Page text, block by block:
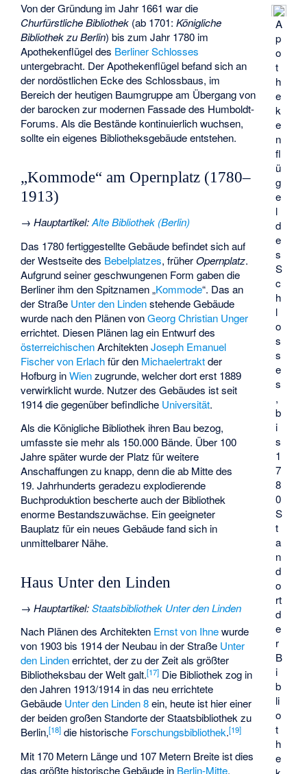
A
p
o
t
h
e
k
e
n
fl
ü
g
e
l
d
e
s
S
c
h
l
o
s
s
e
s
,
b
i
s
1
7
8
0
S
t
a
n
d
o
rt
d
e
r
B
i
b
li
o
t
h
e
Von der Gründung im Jahr 1661 war die
Churfürstliche Bibliothek (ab 1701:Königliche
Bibliothek zu Berlin) bis zum Jahr 1780 im
Apothekenflügel des Berliner Schlosses
untergebracht. Der Apothekenflügel befand sich an
der nordöstlichen Ecke des Schlossbaus, im
Bereich der heutigen Baumgruppe am Übergang von
der barocken zur modernen Fassade des Humboldt-
Forums. Als die Bestände kontinuierlich wuchsen,
sollte ein eigenes Bibliotheksgebäude entstehen.
„Kommode“ am Opernplatz (1780–
1913)
→Hauptartikel:Alte Bibliothek (Berlin)
Das 1780 fertiggestellte Gebäude befindet sich auf
der Westseite des Bebelplatzes, früherOpernplatz.
Aufgrund seiner geschwungenen Form gaben die
Berliner ihm den Spitznamen „Kommode“. Das an
der Straße Unter den Lindenstehende Gebäude
wurde nach den Plänen vonGeorg Christian Unger
errichtet. Diesen Plänen lag ein Entwurf des
österreichischenArchitektenJoseph Emanuel
Fischer von Erlachfür den Michaelertraktder
Hofburg inWienzugrunde, welcher dort erst 1889
verwirklicht wurde. Nutzer des Gebäudes ist seit
1914 die gegenüber befindliche Universität.
Als die Königliche Bibliothek ihren Bau bezog,
umfasste sie mehr als 150.000 Bände. Über 100
Jahre später wurde der Platz für weitere
Anschaffungen zu knapp, denn die ab Mitte des
19. Jahrhunderts geradezu explodierende
Buchproduktion bescherte auch der Bibliothek
enorme Bestandszuwächse. Ein geeigneter
Bauplatz für ein neues Gebäude fand sich in
unmittelbarer Nähe.
Haus Unter den Linden
→Hauptartikel:Staatsbibliothek Unter den Linden
Nach Plänen des Architekten Ernst von Ihnewurde
von 1903 bis 1914 der Neubau in der Straße Unter
den Lindenerrichtet, der zu der Zeit als größter
Bibliotheksbau der Welt galt.[17] Die Bibliothek zog in
den Jahren 1913/1914 in das neu errichtete
Gebäude Unter den Linden 8ein, heute ist hier einer
der beiden großen Standorte der Staatsbibliothek zu
Berlin,[18] die historische Forschungsbibliothek.[19]
Mit 170 Metern Länge und 107 Metern Breite ist dies
das größte historische Gebäude in Berlin-Mitte.